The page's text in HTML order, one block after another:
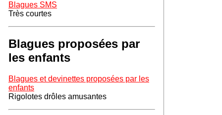
Blagues SMS
Très courtes
Blagues proposées par
les enfants
Blagues et devinettes proposées par les
enfants
Rigolotes drôles amusantes